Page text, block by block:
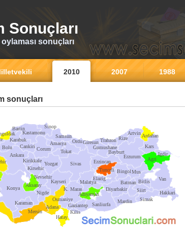
Sonuçları
sonuçları
2010 2007 1988
sonuçları
Ankara
Bolu
Konya
Mersin
Kirsehir
Cankiri
Kastamonu
Sinop
Corum
Yozgat
Nevsehir
Nigde
Adana
Hatay
K. Maras
Kayseri
Sivas
Tokat
Amasya
Samsun
OrduGiresun
Erzincan
Malatya
Gaziantep Sanliurfa
Adiyaman
Gumushane
Trabzon Rize
Erzurum
Artvin
Kars
Agri
Tunceli
Elazig
Diyarbakir
Mardin
Siirt
Bitlis
BingolMus
Van
Hakkari
Kirikkale
Bayburt
Karaman
Aksaray
Kilis
Ardahan
Karabuk
Bartin
Osmaniye
Igdir
Batman
Sirnak